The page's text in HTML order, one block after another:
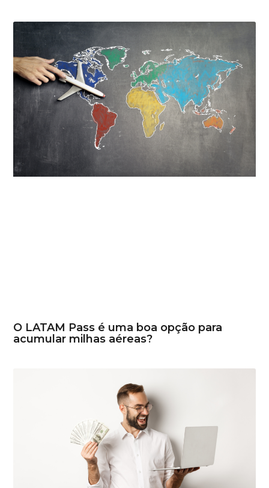
O LATAM Pass é uma boa opção para
acumular milhas aéreas?